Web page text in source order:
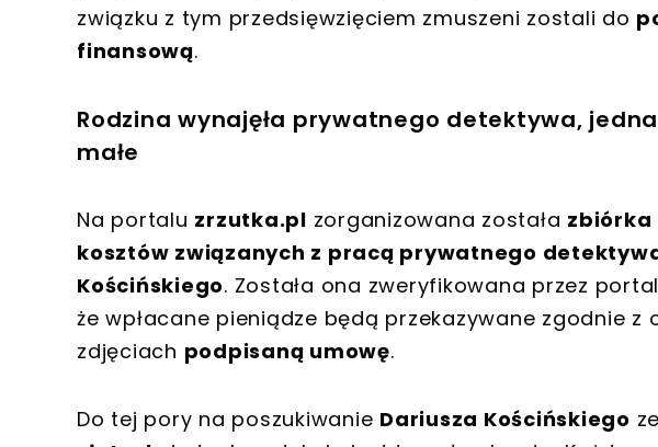
związku z tym przedsięwzięciem zmuszeni zostali do
finansową.
Rodzina wynajęła prywatnego detektywa,
małe
Na portalu zrzutka.pl zorganizowana została zbiórka
kosztów związanych z pracą prywatnego
Kościńskiego. Została ona zweryfikowana przez
że wpłacane pieniądze będą przekazywane zgodnie z
zdjęciach podpisaną umowę.
Do tej pory na poszukiwanie Dariusza Kościńskiego